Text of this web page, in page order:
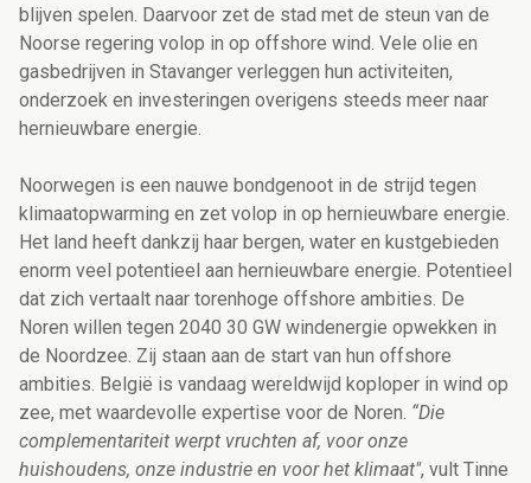
blijven spelen. Daarvoor zet de stad met de steun van de
Noorse regering volop in op offshore wind. Vele olie en
gasbedrijven in Stavanger verleggen hun activiteiten,
onderzoek en investeringen overigens steeds meer naar
hernieuwbare energie.
Noorwegen is een nauwe bondgenoot in de strijd tegen
klimaatopwarming en zet volop in op hernieuwbare energie.
Het land heeft dankzij haar bergen, water en kustgebieden
enorm veel potentieel aan hernieuwbare energie. Potentieel
dat zich vertaalt naar torenhoge offshore ambities. De
Noren willen tegen 2040 30 GW windenergie opwekken in
de Noordzee. Zij staan aan de start van hun offshore
ambities. België is vandaag wereldwijd koploper in wind op
zee, met waardevolle expertise voor de Noren. “Die
complementariteit werpt vruchten af, voor onze
huishoudens, onze industrie en voor het klimaat", vult Tinne